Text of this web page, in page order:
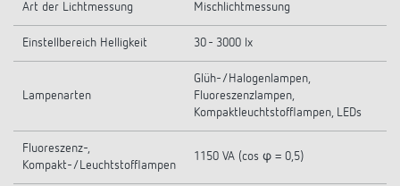
Art der Lichtmessung Mischlichtmessung
Einstellbereich Helligkeit 30 - 3000 lx
Lampenarten
Glüh-/Halogenlampen,
Fluoreszenzlampen,
Kompaktleuchtstofflampen, LEDs
Fluoreszenz-,
Kompakt-/Leuchtstofflampen
1150 VA (cos φ = 0,5)